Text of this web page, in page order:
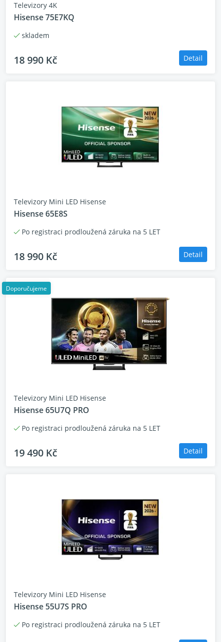
Televizory 4K
Hisense 75E7KQ
skladem
18 990 Kč Detail
Televizory Mini LED Hisense
Hisense 65E8S
Po registraci prodloužená záruka na 5 LET
18 990 Kč Detail
Doporučujeme
Televizory Mini LED Hisense
Hisense 65U7Q PRO
Po registraci prodloužená záruka na 5 LET
19 490 Kč Detail
Televizory Mini LED Hisense
Hisense 55U7S PRO
Po registraci prodloužená záruka na 5 LET